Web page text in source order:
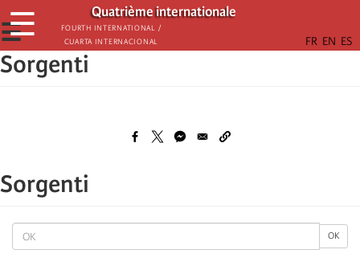
Skip
to
main
content
Quatrième internationale
Fourth International /
Cuarta Internacional
☰
☰
OK OK
Sorgenti
Sorgenti